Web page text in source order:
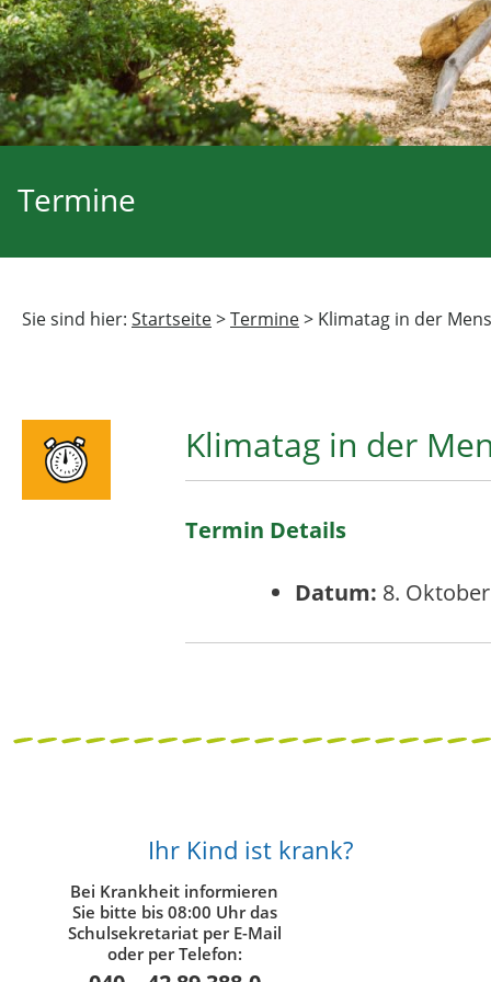
Termine
Sie sind hier: Startseite>Termine> Klimatag in der
Klimatag in der
Termin Details
Datum: 8.
Ihr Kind ist krank?
Bei Krankheit informieren
Sie bitte bis 08:00 Uhr das
Schulsekretariat per E-Mail
oder per Telefon: